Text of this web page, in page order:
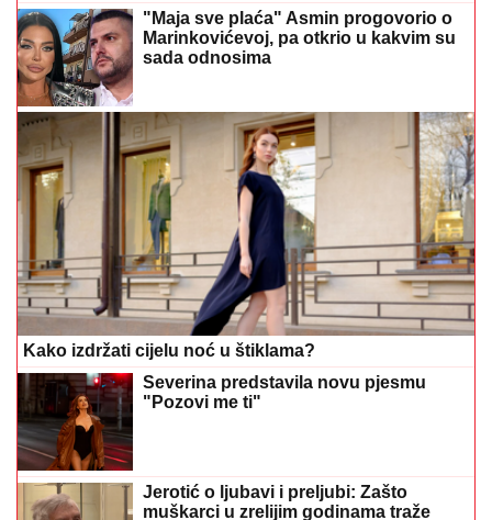
"Maja sve plaća" Asmin progovorio o
Marinkovićevoj, pa otkrio u kakvim su
sada odnosima
Kako izdržati cijelu noć u štiklama?
Severina predstavila novu pjesmu
"Pozovi me ti"
Jerotić o ljubavi i preljubi: Zašto
muškarci u zrelijim godinama traže